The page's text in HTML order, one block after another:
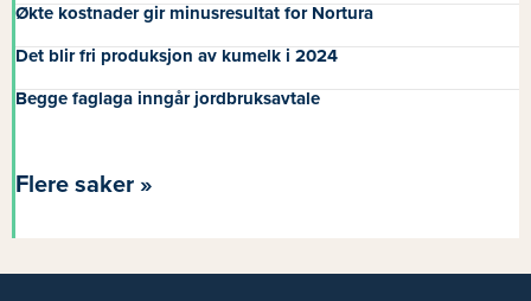
Økte kostnader gir minusresultat for Nortura
Det blir fri produksjon av kumelk i 2024
Begge faglaga inngår jordbruksavtale
Flere saker »